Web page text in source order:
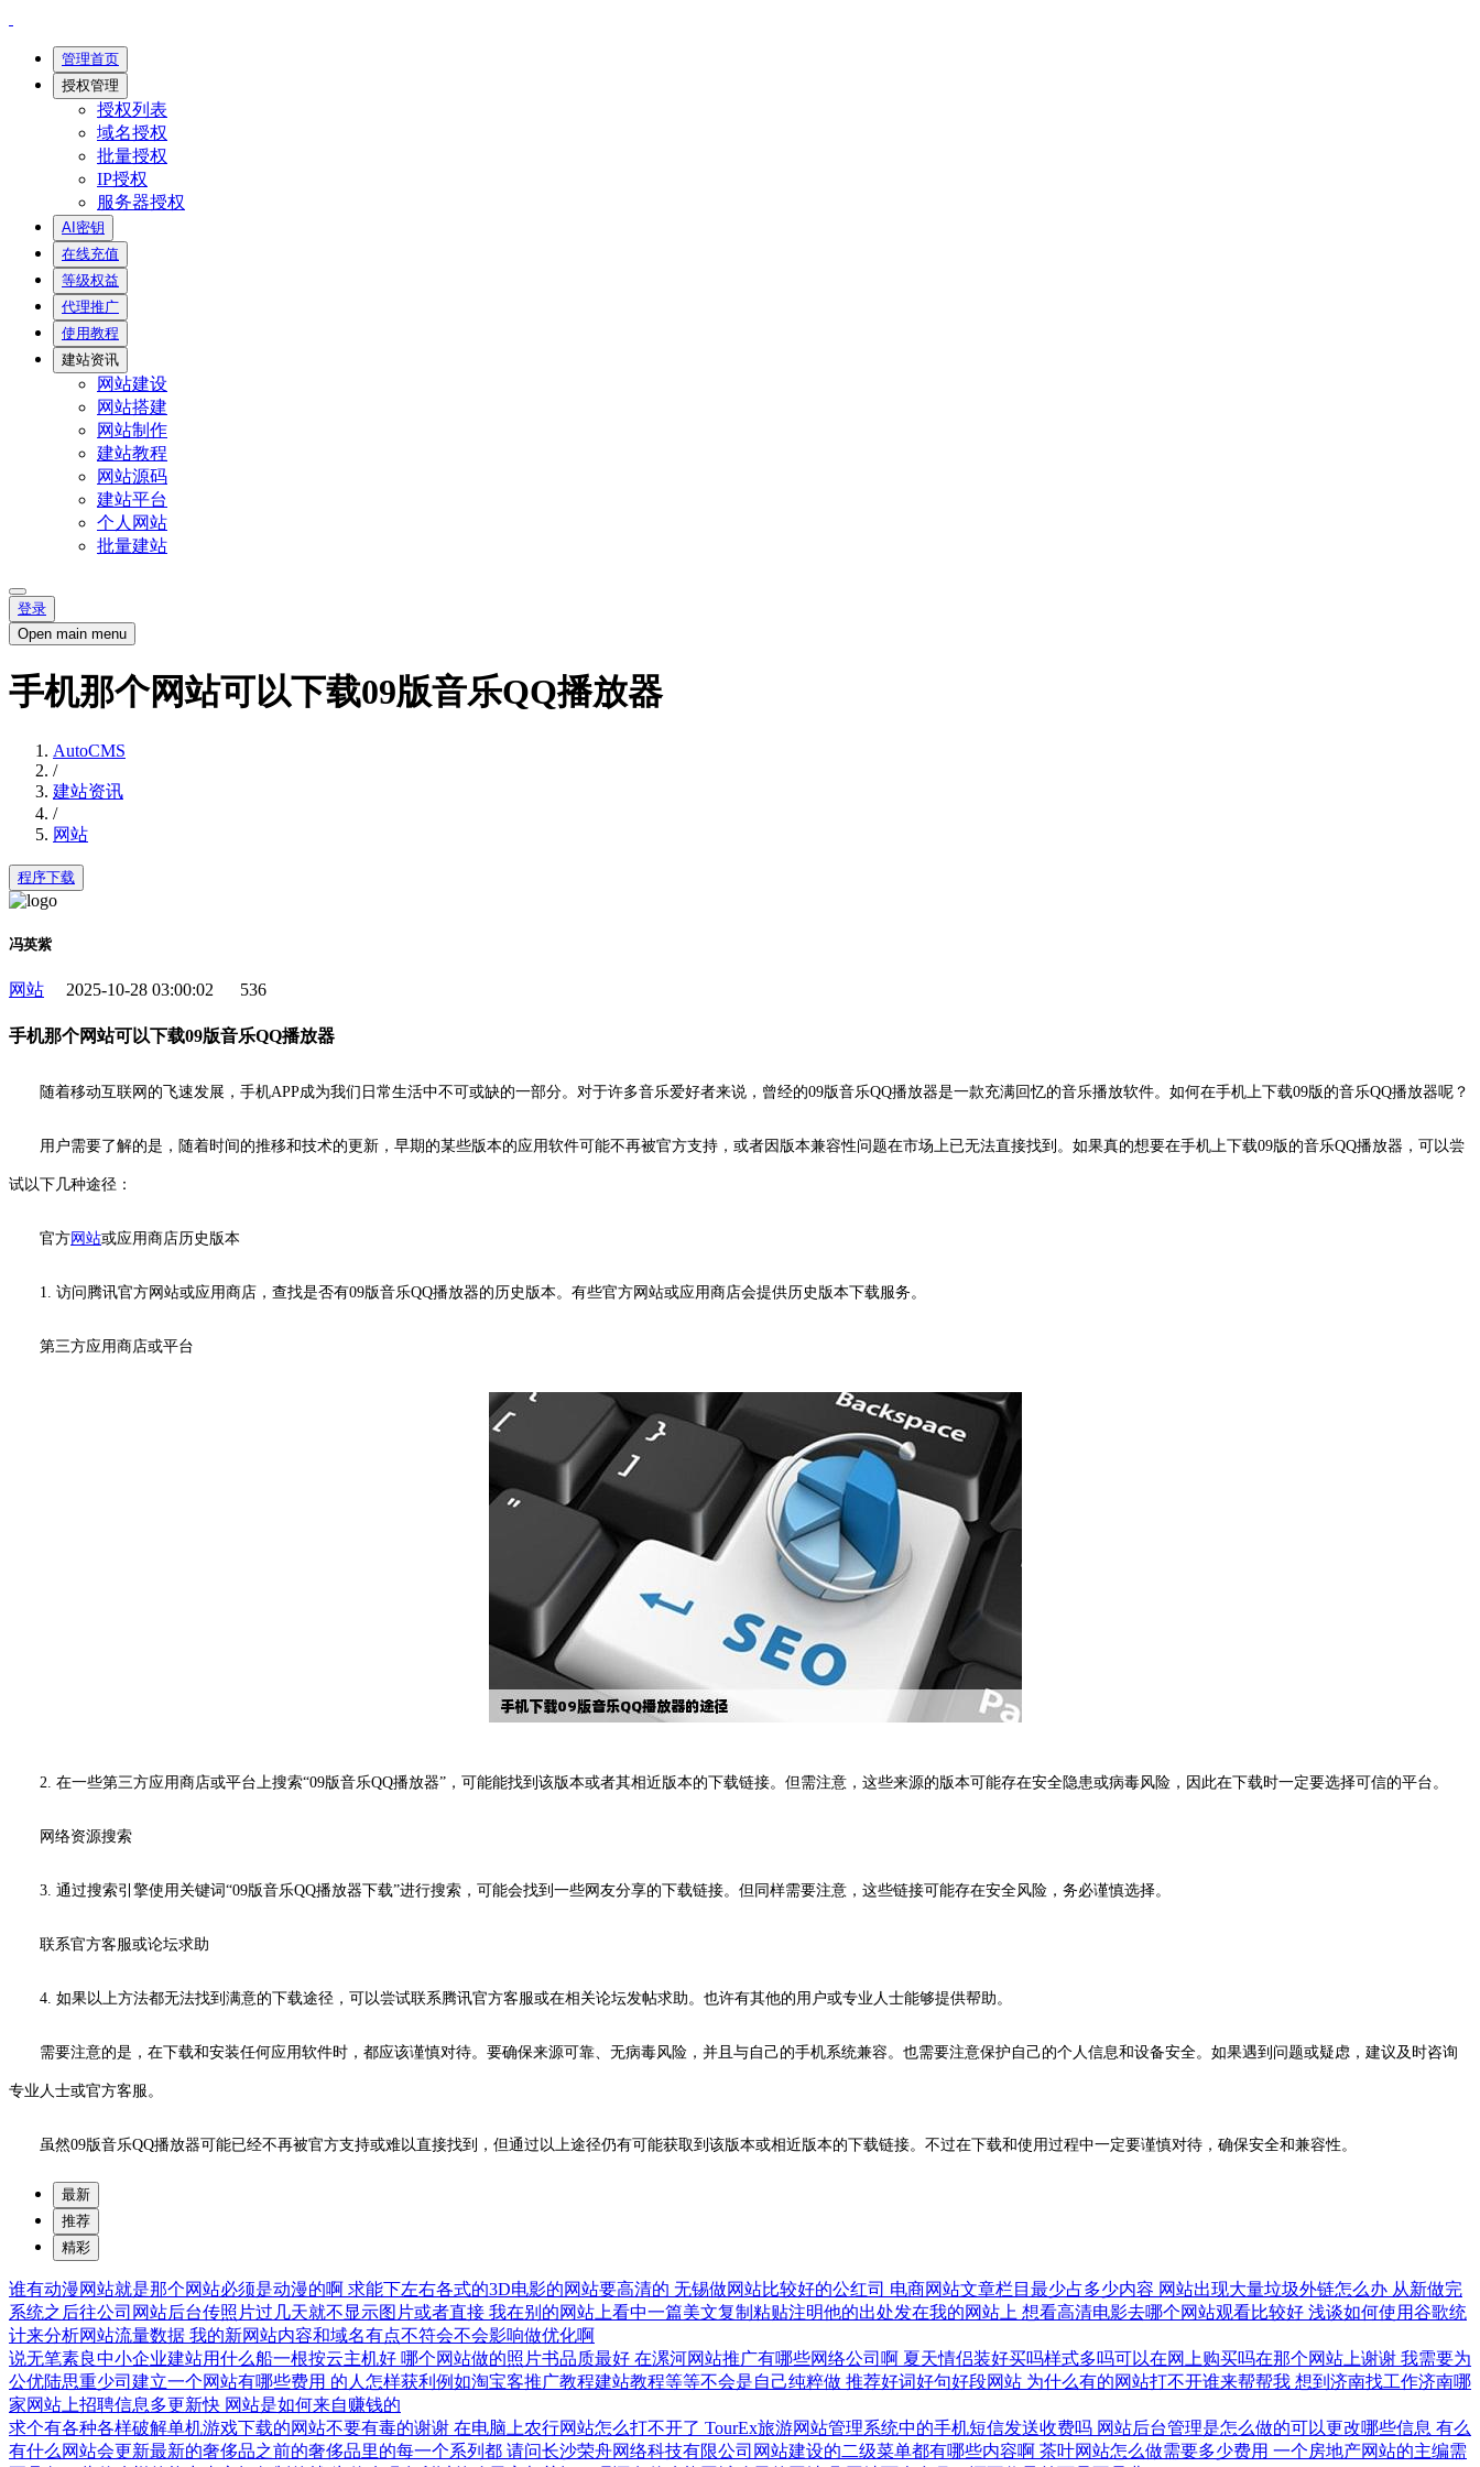
管理首页
授权管理
授权列表
域名授权
批量授权
IP授权
服务器授权
AI密钥
在线充值
等级权益
代理推广
使用教程
建站资讯
网站建设
网站搭建
网站制作
建站教程
网站源码
建站平台
个人网站
批量建站
登录
Open main menu
手机那个网站可以下载09版音乐QQ播放器
AutoCMS
/
建站资讯
/
网站
程序下载
冯英紫
网站 2025-10-28 03:00:02 536
手机那个网站可以下载09版音乐QQ播放器
随着移动互联网的飞速发展，手机APP成为我们日常生活中不可或缺的一部分。对于许多音乐爱好者来说，曾经的09版音乐QQ播放器是一款充满回忆的音乐播放软件。如何在手机上下载09版的音乐QQ播放器呢？
用户需要了解的是，随着时间的推移和技术的更新，早期的某些版本的应用软件可能不再被官方支持，或者因版本兼容性问题在市场上已无法直接找到。如果真的想要在手机上下载09版的音乐QQ播放器，可以尝
试以下几种途径：
官方网站或应用商店历史版本
1. 访问腾讯官方网站或应用商店，查找是否有09版音乐QQ播放器的历史版本。有些官方网站或应用商店会提供历史版本下载服务。
第三方应用商店或平台
2. 在一些第三方应用商店或平台上搜索“09版音乐QQ播放器”，可能能找到该版本或者其相近版本的下载链接。但需注意，这些来源的版本可能存在安全隐患或病毒风险，因此在下载时一定要选择可信的平台。
网络资源搜索
3. 通过搜索引擎使用关键词“09版音乐QQ播放器下载”进行搜索，可能会找到一些网友分享的下载链接。但同样需要注意，这些链接可能存在安全风险，务必谨慎选择。
联系官方客服或论坛求助
4. 如果以上方法都无法找到满意的下载途径，可以尝试联系腾讯官方客服或在相关论坛发帖求助。也许有其他的用户或专业人士能够提供帮助。
需要注意的是，在下载和安装任何应用软件时，都应该谨慎对待。要确保来源可靠、无病毒风险，并且与自己的手机系统兼容。也需要注意保护自己的个人信息和设备安全。如果遇到问题或疑虑，建议及时咨询
专业人士或官方客服。
虽然09版音乐QQ播放器可能已经不再被官方支持或难以直接找到，但通过以上途径仍有可能获取到该版本或相近版本的下载链接。不过在下载和使用过程中一定要谨慎对待，确保安全和兼容性。
最新
推荐
精彩
谁有动漫网站就是那个网站必须是动漫的啊 求能下左右各式的3D电影的网站要高清的 无锡做网站比较好的公红司 电商网站文章栏目最少占多少内容 网站出现大量垃圾外链怎么办 从新做完
系统之后往公司网站后台传照片过几天就不显示图片或者直接 我在别的网站上看中一篇美文复制粘贴注明他的出处发在我的网站上 想看高清电影去哪个网站观看比较好 浅谈如何使用谷歌统
计来分析网站流量数据 我的新网站内容和域名有点不符会不会影响做优化啊
说无笔素良中小企业建站用什么船一根按云主机好 哪个网站做的照片书品质最好 在漯河网站推广有哪些网络公司啊 夏天情侣装好买吗样式多吗可以在网上购买吗在那个网站上谢谢 我需要为
公优陆思重少司建立一个网站有哪些费用 的人怎样获利例如淘宝客推广教程建站教程等等不会是自己纯粹做 推荐好词好句好段网站 为什么有的网站打不开谁来帮帮我 想到济南找工作济南哪
家网站上招聘信息多更新快 网站是如何来自赚钱的
求个有各种各样破解单机游戏下载的网站不要有毒的谢谢 在电脑上农行网站怎么打不开了 TourEx旅游网站管理系统中的手机短信发送收费吗 网站后台管理是怎么做的可以更改哪些信息 有么
有什么网站会更新最新的奢侈品之前的奢侈品里的每一个系列都 请问长沙荣舟网络科技有限公司网站建设的二级菜单都有哪些内容啊 茶叶网站怎么做需要多少费用 一个房地产网站的主编需